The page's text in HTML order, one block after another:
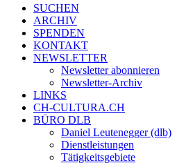
SUCHEN
ARCHIV
SPENDEN
KONTAKT
NEWSLETTER
Newsletter abonnieren
Newsletter-Archiv
LINKS
CH-CULTURA.CH
BÜRO DLB
Daniel Leutenegger (dlb)
Dienstleistungen
Tätigkeitsgebiete